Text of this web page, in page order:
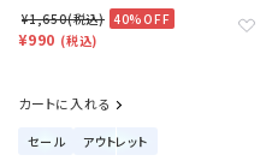
¥1,650(税込) 40%OFF
¥990 (税込)
カートに入れる
セール アウトレット